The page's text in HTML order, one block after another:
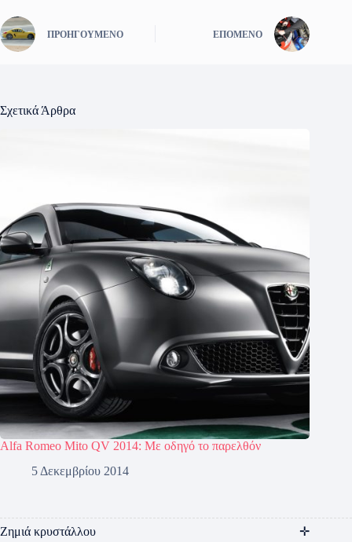
ΠΡΟΗΓΟΎΜΕΝΟ ΕΠΌΜΕΝΟ
Σχετικά Άρθρα
Alfa Romeo Mito QV 2014: Με οδηγό το παρελθόν
5 Δεκεμβρίου 2014
Ζημιά κρυστάλλου